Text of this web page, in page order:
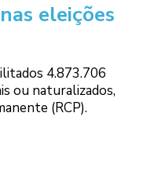
eleições
4.873.706
ou naturalizados,
(RCP).